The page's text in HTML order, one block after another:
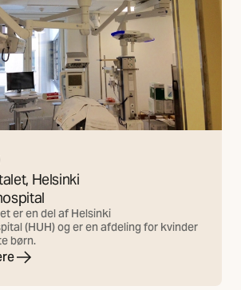
Helsinki
er en del af Helsinki
(HUH) og er en afdeling for kvinder
børn.